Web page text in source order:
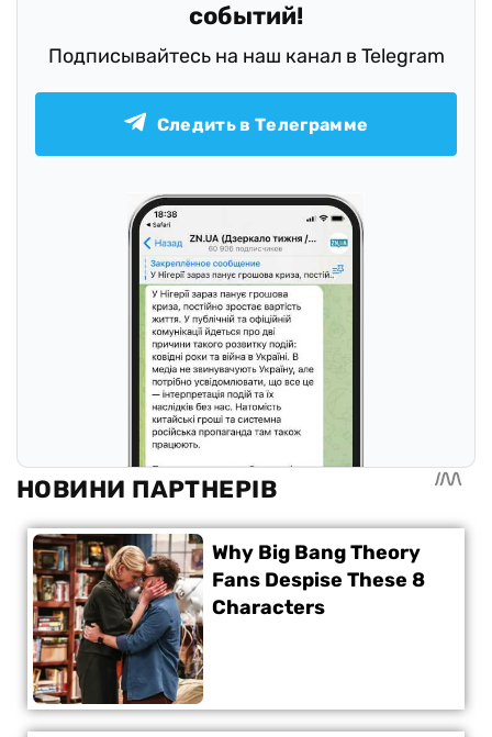
событий!
Подписывайтесь на наш канал в Telegram
Следить в Телеграмме